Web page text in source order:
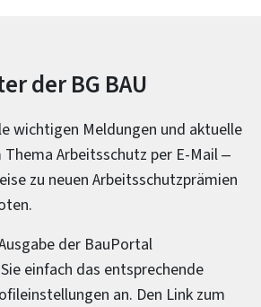
der BG BAU
wichtigen Meldungen und aktuelle
Arbeitsschutz per E-Mail –
zu neuen Arbeitsschutzprämien
der BauPortal
einfach das entsprechende
an. Den Link zum